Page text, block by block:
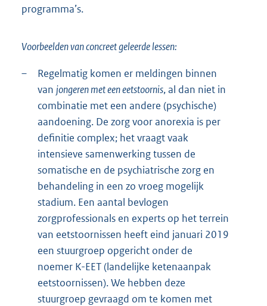
programma’s.
Voorbeelden van concreet geleerde lessen:
–
Regelmatig komen er meldingen binnen
van jongeren met een eetstoornis, al dan niet in
combinatie met een andere (psychische)
aandoening. De zorg voor anorexia is per
definitie complex; het vraagt vaak
intensieve samenwerking tussen de
somatische en de psychiatrische zorg en
behandeling in een zo vroeg mogelijk
stadium. Een aantal bevlogen
zorgprofessionals en experts op het terrein
van eetstoornissen heeft eind januari 2019
een stuurgroep opgericht onder de
noemer K-EET (landelijke ketenaanpak
eetstoornissen). We hebben deze
stuurgroep gevraagd om te komen met